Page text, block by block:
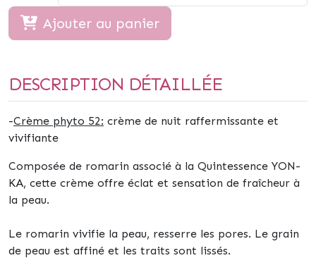
Ajouter au panier
DESCRIPTION DÉTAILLÉE
-Crème phyto 52: crème de nuit raffermissante et
vivifiante
Composée de romarin associé à la Quintessence YON-
KA, cette crème offre éclat et sensation de fraîcheur à
la peau.
Le romarin vivifie la peau, resserre les pores. Le grain
de peau est affiné et les traits sont lissés.